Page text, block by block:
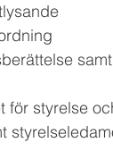
för styrelse